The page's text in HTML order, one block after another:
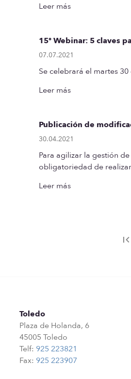
Leer más
15º Webinar: 5 claves
07.07.2021
Se celebrará el martes
Leer más
Publicación de
30.04.2021
Para agilizar la gestión
obligatoriedad de
Leer más
Toledo
Plaza de Holanda, 6
45005 Toledo
Telf: 925 223821
Fax: 925 223907